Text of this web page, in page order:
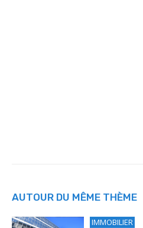
AUTOUR DU MÊME THÈME
IMMOBILIER